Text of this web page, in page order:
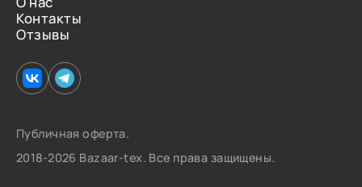
Контакты
Отзывы
Публичная оферта.
2018-2026 Bazaar-tex. Все права защищены.